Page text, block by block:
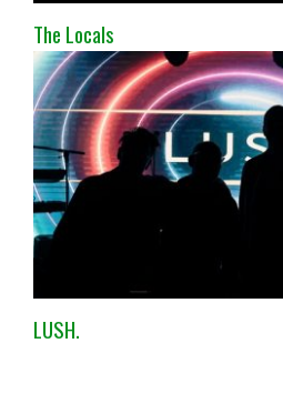
The Locals
LUSH.